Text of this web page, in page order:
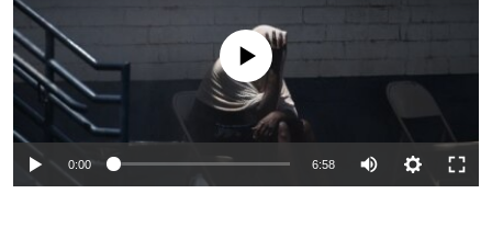
No media source currently available
0:00 6:58